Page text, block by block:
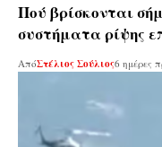
Πού βρίσκονται
συστήματα ρίψης
ΑπόΣτέλιος Σούλιος6 ημέρες